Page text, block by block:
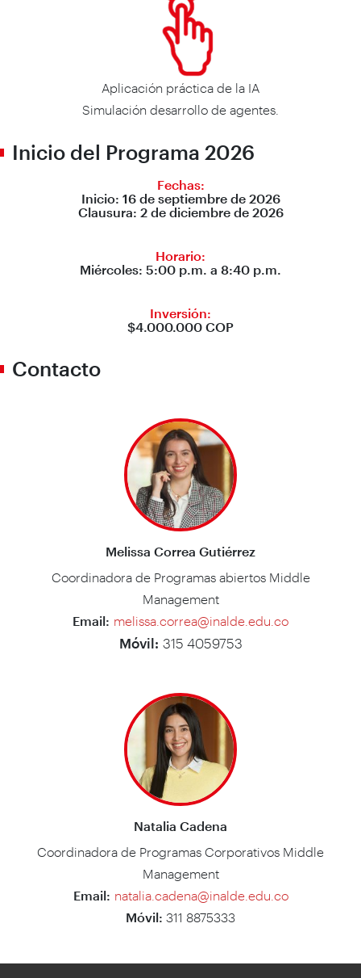
Aplicación práctica de la IA
Simulación desarrollo de agentes.
Inicio del Programa 2026
Fechas:
Inicio: 16 de septiembre de 2026
Clausura: 2 de diciembre de 2026
Horario:
Miércoles: 5:00 p.m. a 8:40 p.m.
Inversión:
$4.000.000 COP
Contacto
Melissa Correa Gutiérrez
Coordinadora de Programas abiertos Middle
Management
Email: melissa.correa@inalde.edu.co
Móvil: 315 4059753
Natalia Cadena
Coordinadora de Programas Corporativos Middle
Management
Email: natalia.cadena@inalde.edu.co
Móvil: 311 8875333